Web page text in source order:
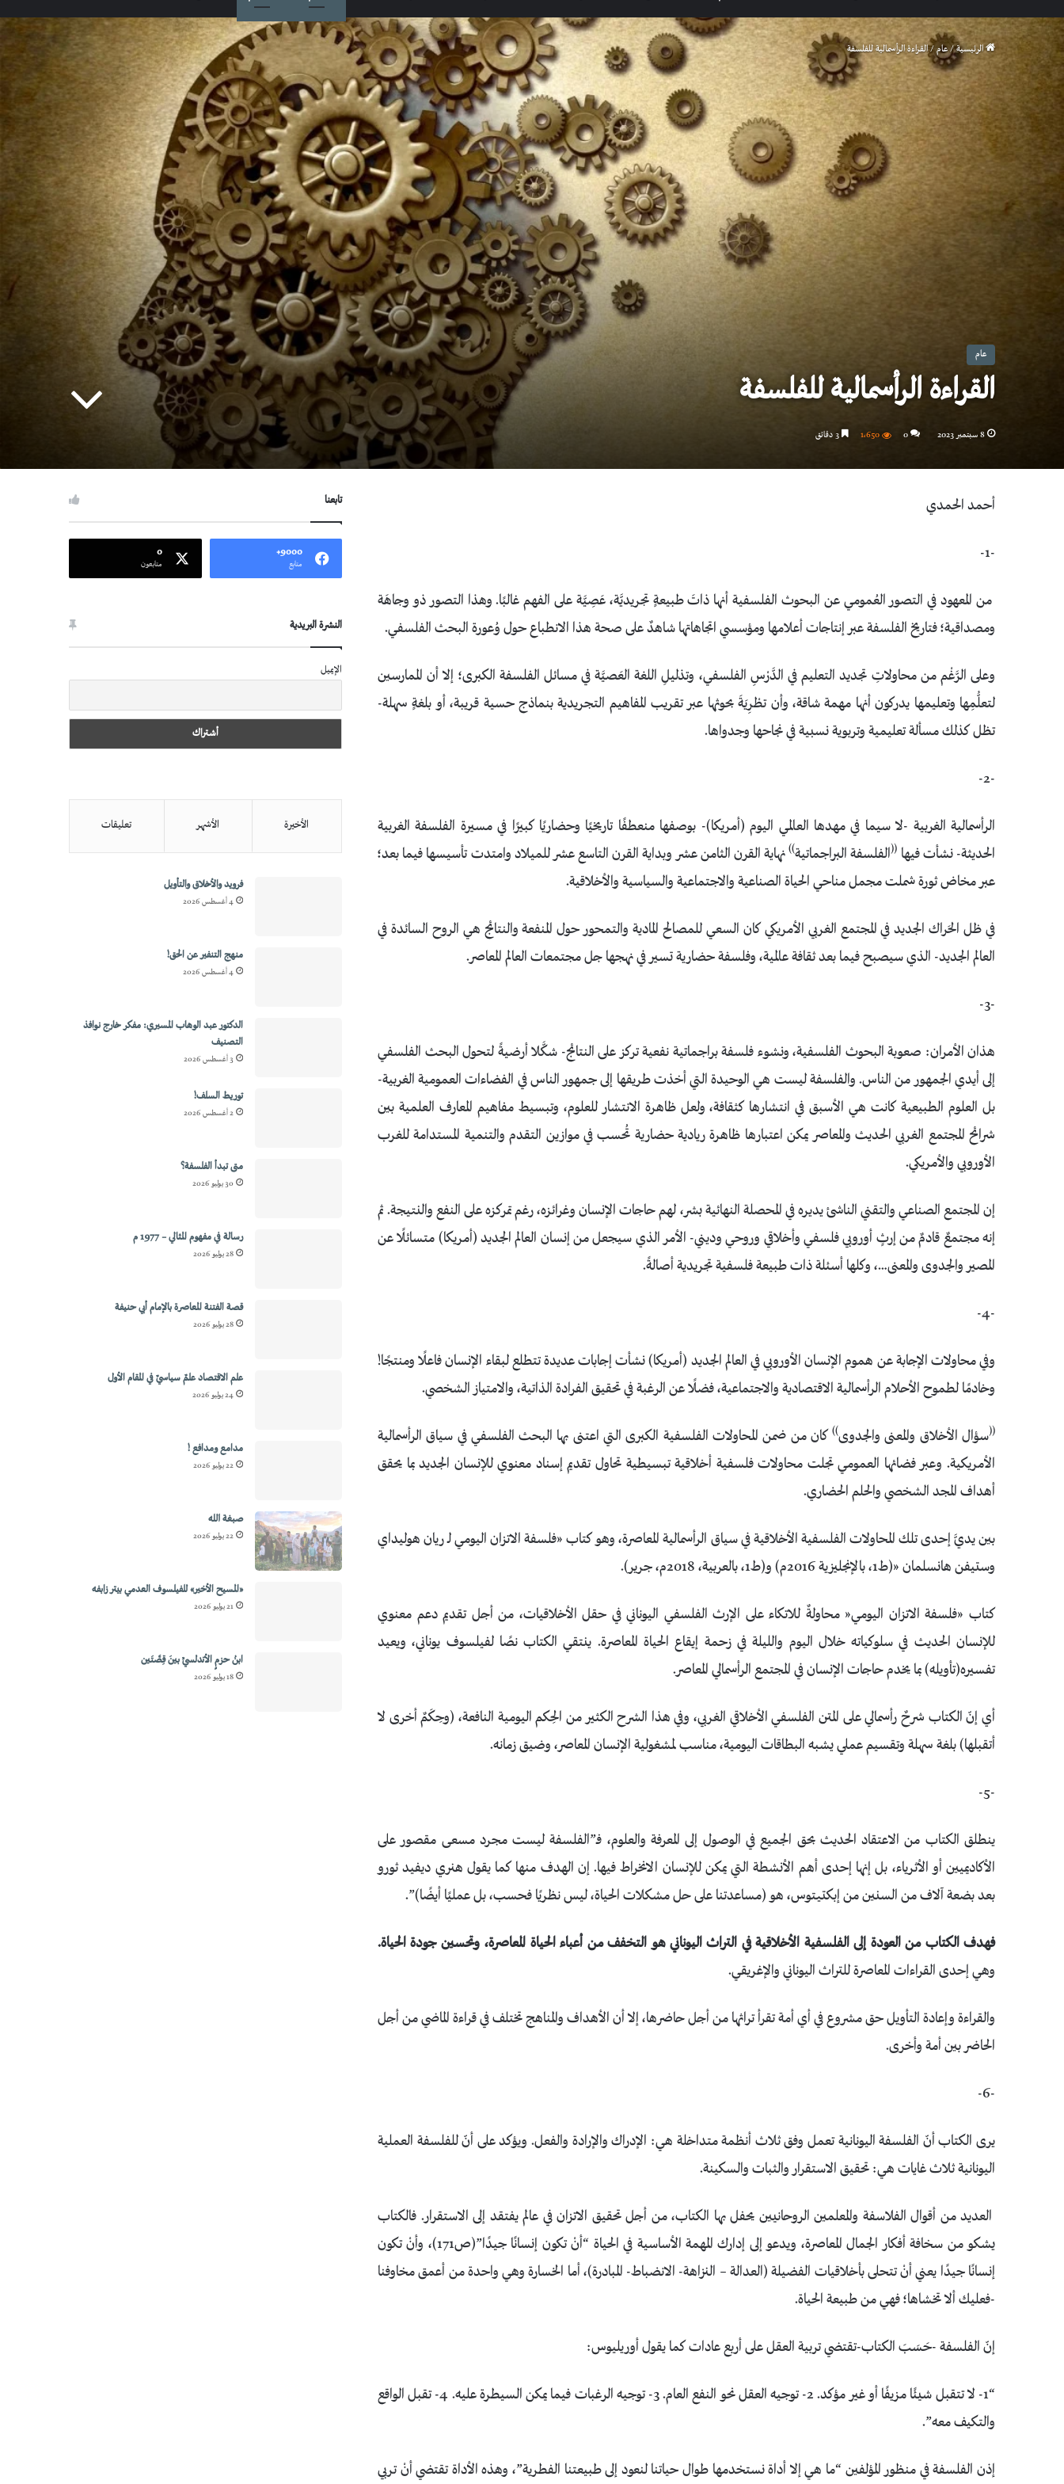
الرئيسية / عام / القراءة الرأسمالية للفلسفة
عام
القراءة الرأسمالية للفلسفة
8 سبتمبر 2023 0 1٬650
أحمد الحمدي
-1-
من المعهود في التصور العُمومي عن البحوث الفلسفية أنها ذاتَ طبيعةٍ تجريديَّة، عَصِيَّة على الفهم غالبًا. وهذا التصور ذو وجاهَة
ومصداقية؛ فتاريخ الفلسفة عبر إنتاجات أعلامها ومؤسسي اتجاهاتها شاهدٌ على صحة هذا الانطباع حول وُعورة البحث الفلسفي.
وعلى الرَّغْم من محاولاتِ تجديد التعليم في الدَّرْسِ الفلسفي، وتذليلِ اللغة العَصيَّة في مسائل الفلسفة الكبرى؛ إلا أن الممارسين
لتعلُّمِها وتعليمها يدركون أنها مهمة شاقة، وأن تطْرِيَةَ بحوثها عبر تقريب المفاهيم التجريدية بنماذج حسية قريبة، أو بلغةٍ سهلة-
تظل كذلك مسألة تعليمية وتربوية نسبية في نجاحها وجدواها.
-2-
الرأسمالية الغربية -لا سيما في مهدها العالمي اليوم (أمريكا)- بوصفها منعطفًا تاريخيًا وحضاريًا كبيرًا في مسيرة الفلسفة الغربية
الحديثة- نشأت فيها ((الفلسفة البراجماتية))نهاية القرن الثامن عشر وبداية القرن التاسع عشر للميلاد وامتدت تأسيسها فيما بعد؛
عبر مخاض ثورة شملت مجمل مناحي الحياة الصناعية والاجتماعية والسياسية والأخلاقية.
في ظل الحَراك الجديد في المجتمع الغربي الأمريكي كان السعي للمصالح المادية والتمحور حول المنفعة والنتائج هي الروح السائدة في
العالم الجديد- الذي سيصبح فيما بعد ثقافة عالمية، وفلسفة حضارية تسير في نهجها جل مجتمعات العالم المعاصر.
-3-
هذان الأمران: صعوبة البحوث الفلسفية، ونشوء فلسفة براجماتية نفعية تركز على النتائج- شكَّلا أرضيةً لتحول البحث الفلسفي
إلى أيدي الجمهور من الناس. والفلسفة ليست هي الوحيدة التي أخذت طريقها إلى جمهور الناس في الفضاءات العمومية الغربية-
بل العلوم الطبيعية كانت هي الأسبق في انتشارها كثقافة، ولعل ظاهرة الانتشار للعلوم، وتبسيط مفاهيم المعارف العلمية بين
شرائح المجتمع الغربي الحديث والمعاصر يمكن اعتبارها ظاهرة ريادية حضارية تُحسب في موازين التقدم والتنمية المستدامة للغرب
الأوروبي والأمريكي.
إن المجتمع الصناعي والتقني الناشئ يديره في المحصلة النهائية بشر، لهم حاجات الإنسان وغرائزه، رغم تمركزه على النفع والنتيجة. ثم
إنه مجتمعٌ قادمٌ من إرثٍ أوروبي فلسفي وأخلاقي وروحي وديني- الأمر الذي سيجعل من إنسان العالم الجديد (أمريكا) متسائلًا عن
المصير والجدوى والمعنى…، وكلها أسئلة ذات طبيعة فلسفية تجريدية أصالةً.
-4-
وفي محاولات الإجابة عن هموم الإنسان الأوروبي في العالم الجديد (أمريكا) نشأت إجابات عديدة تتطلع لبقاء الإنسان فاعلًا ومنتجًا!
وخادمًا لطموح الأحلام الرأسمالية الاقتصادية والاجتماعية، فضلًا عن الرغبة في تحقيق الفرادة الذاتية، والامتياز الشخصي.
((سؤال الأخلاق والمعنى والجدوى))كان من ضمن المحاولات الفلسفية الكبرى التي اعتنى بها البحث الفلسفي في سياق الرأسمالية
الأمريكية. وعبر فضائها العمومي تجلت محاولات فلسفية أخلاقية تبسيطية تحاول تقديم إسناد معنوي للإنسان الجديد بما يحقق
أهداف المجد الشخصي والحلم الحضاري.
بين يديَّ إحدى تلك المحاولات الفلسفية الأخلاقية في سياق الرأسمالية المعاصرة، وهو كتاب «فلسفة الاتزان اليومي لـ ريان هوليداي
وستيفن هانسلمان «(ط1، بالإنجليزية 2016م) و(ط1، بالعربية، 2018م، جرير).
كتاب «فلسفة الاتزان اليومي« محاولةٌ للاتكاء على الإرث الفلسفي اليوناني في حقل الأخلاقيات، من أجل تقديم دعم معنوي
للإنسان الحديث في سلوكياته خلال اليوم والليلة في زحمة إيقاع الحياة المعاصرة. ينتقي الكتاب نصًا لفيلسوف يوناني، ويعيد
تفسيره(تأويله) بما يخدم حاجات الإنسان في المجتمع الرأسمالي المعاصر.
أي إنّ الكتاب شرحٌ رأسمالي على المتن الفلسفي الأخلاقي الغربي، وفي هذا الشرح الكثير من الحِكم اليومية النافعة، (وحِكَمٌ أخرى لا
أتقبلها) بلغة سهلة وتقسيم عملي يشبه البطاقات اليومية، مناسب لمشغولية الإنسان المعاصر، وضيق زمانه.
-5-
ينطلق الكتاب من الاعتقاد الحديث بحق الجميع في الوصول إلى المعرفة والعلوم، فـ”الفلسفة ليست مجرد مسعى مقصور على
الأكاديميين أو الأثرياء، بل إنها إحدى أهم الأنشطة التي يمكن للإنسان الانخراط فيها. إن الهدف منها كما يقول هنري ديفيد ثورو
بعد بضعة آلاف من السنين من إبكتيتوس، هو (مساعدتنا على حل مشكلات الحياة، ليس نظريًا فحسب، بل عمليًا أيضًا)”.
فهدف الكتاب من العودة إلى الفلسفية الأخلاقية في التراث اليوناني هو التخفف من أعباء الحياة المعاصرة، وتحسين جودة الحياة.
وهي إحدى القراءات المعاصرة للتراث اليوناني والإغريقي.
والقراءة وإعادة التأويل حق مشروع في أي أمة تقرأ تراثها من أجل حاضرها، إلا أن الأهداف والمناهج تختلف في قراءة الماضي من أجل
الحاضر بين أمة وأخرى.
-6-
يرى الكتاب أنّ الفلسفة اليونانية تعمل وفق ثلاث أنظمة متداخلة هي: الإدراك والإرادة والفعل. ويؤكد على أنّ للفلسفة العملية
اليونانية ثلاث غايات هي: تحقيق الاستقرار والثبات والسكينة.
العديد من أقوال الفلاسفة والمعلمين الروحانيين يحفل بها الكتاب، من أجل تحقيق الاتزان في عالم يفتقد إلى الاستقرار. فالكتاب
يشكو من سخافة أفكار الجمال المعاصرة، ويدعو إلى إدارك المهمة الأساسية في الحياة “أنْ تكون إنسانًا جيدًا”(ص171)، وأنْ تكون
إنسانًا جيدًا يعني أنْ تتحلى بأخلاقيات الفضيلة (العدالة – النزاهة- الانضباط- المبادرة)، أما الخسارة وهي واحدة من أعمق مخاوفنا
-فعليك ألا تخشاها؛ فهي من طبيعة الحياة.
إنّ الفلسفة -حَسَبَ الكتاب-تقتضي تربية العقل على أربع عادات كما يقول أوريليوس:
“1- لا تتقبل شيئًا مزيفًا أو غير مؤكد. 2- توجيه العقل نحو النفع العام. 3- توجيه الرغبات فيما يمكن السيطرة عليه. 4- تقبل الواقع
والتكيف معه”.
إذن الفلسفة في منظور المؤلفين “ما هي إلا أداة نستخدمها طوال حياتنا لنعود إلى طبيعتنا الفطرية”، وهذه الأداة تقتضي أنْ تربي
تابعنا
9000+
متابع
0
متابعون
النشرة البريدية
الإيميل
الأخيرة الأشهر تعليقات
فرويد والأخلاق والتأويل
4 أغسطس 2026
منهج التنفير عن الحق!
4 أغسطس 2026
الدكتور عبد الوهاب المسيري: مفكر خارج نوافذ
التصنيف
3 أغسطس 2026
توريط السلف!
2 أغسطس 2026
متى تبدأ الفلسفة؟
30 يوليو 2026
رسالة في مفهوم المثالي – 1977 م
28 يوليو 2026
قصة الفتنة المعاصرة بالإمام أبي حنيفة
28 يوليو 2026
علم الاقتصاد علمٌ سياسيٌ في المقام الأول
24 يوليو 2026
مدامع ومدافع !
22 يوليو 2026
صبغة الله
22 يوليو 2026
«المسيح الأخير» للفيلسوف العدمي بيتر زابفه
21 يوليو 2026
ابنُ حزمٍ الأندلسيِّ بينَ قِصَّتَين
18 يوليو 2026